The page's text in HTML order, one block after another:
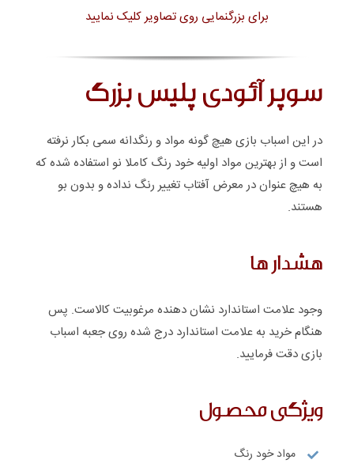
برای بزرگنمایی روی تصاویر کلیک نمایید
سوپر آئودی پلیس بزرگ
در این اسباب بازی هیچ گونه مواد و رنگدانه سمی بکار نرفته
است و از بهترین مواد اولیه خود رنگ کاملا نو استفاده شده که
به هیچ عنوان در معرض آفتاب تغییر رنگ نداده و بدون بو
هستند.
هشدار ها
وجود علامت استاندارد نشان دهنده مرغوبیت کالاست. پس
هنگام خرید به علامت استاندارد درج شده روی جعبه اسباب
بازی دقت فرمایید.
ویژگی محصول
مواد خود رنگ